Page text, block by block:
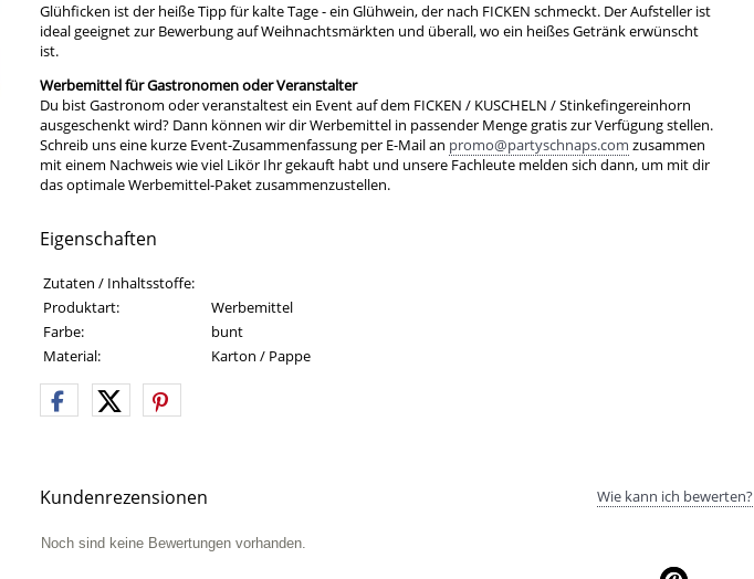
Glühficken ist der heiße Tipp für kalte Tage - ein Glühwein, der nach FICKEN schmeckt. Der Aufsteller ist
ideal geeignet zur Bewerbung auf Weihnachtsmärkten und überall, wo ein heißes Getränk erwünscht
ist.
Werbemittel für Gastronomen oder Veranstalter
Du bist Gastronom oder veranstaltest ein Event auf dem FICKEN / KUSCHELN / Stinkefingereinhorn
ausgeschenkt wird? Dann können wir dir Werbemittel in passender Menge gratis zur Verfügung stellen.
Schreib uns eine kurze Event-Zusammenfassung per E-Mail an promo@partyschnaps.com zusammen
mit einem Nachweis wie viel Likör Ihr gekauft habt und unsere Fachleute melden sich dann, um mit dir
das optimale Werbemittel-Paket zusammenzustellen.
Eigenschaften
Eigenschaften des Produkts
Eigenschaft Wert
Zutaten / Inhaltsstoffe:
Produktart:
Werbemittel
Farbe:
bunt
Material:
Karton / Pappe
Kundenrezensionen Wie kann ich bewerten?
Noch sind keine Bewertungen vorhanden.